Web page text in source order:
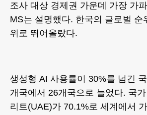
조사 대상 경제권 가운데 가장 가
MS는 설명했다. 한국의 글로벌 순
위로 뛰어올랐다.
생성형 AI 사용률이 30%를 넘긴
개국에서 26개국으로 늘었다. 국가
리트(UAE)가 70.1%로 세계에서